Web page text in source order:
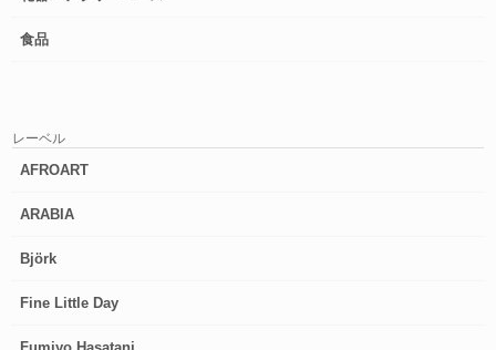
食品
レーベル
AFROART
ARABIA
Björk
Fine Little Day